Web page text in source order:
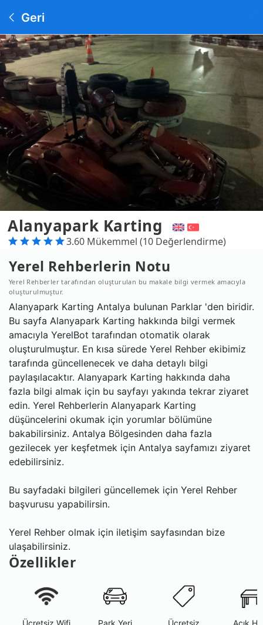
Geri
Alanyapark Karting
3.60 Mükemmel (10 Değerlendirme)
Yerel Rehberlerin Notu
Yerel Rehberler tarafından oluşturulan bu makale bilgi vermek amacıyla
oluşturulmuştur.
Alanyapark Karting Antalya bulunan Parklar 'den biridir.
Bu sayfa Alanyapark Karting hakkında bilgi vermek
amacıyla YerelBot tarafından otomatik olarak
oluşturulmuştur. En kısa sürede Yerel Rehber ekibimiz
tarafında güncellenecek ve daha detaylı bilgi
paylaşılacaktır. Alanyapark Karting hakkında daha
fazla bilgi almak için bu sayfayı yakında tekrar ziyaret
edin. Yerel Rehberlerin Alanyapark Karting
düşüncelerini okumak için yorumlar bölümüne
bakabilirsiniz. Antalya Bölgesinden daha fazla
gezilecek yer keşfetmek için Antalya sayfamızı ziyaret
edebilirsiniz.
Bu sayfadaki bilgileri güncellemek için Yerel Rehber
başvurusu yapabilirsin.
Yerel Rehber olmak için iletişim sayfasından bize
ulaşabilirsiniz.
Özellikler
Ücretsiz Wifi Park Yeri Ücretsiz Açık